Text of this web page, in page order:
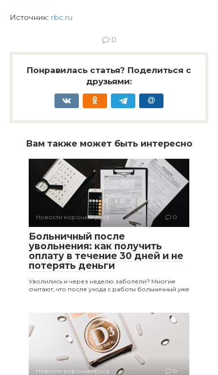
Источник: rbc.ru
0
Понравилась статья? Поделиться с
друзьями:
Вам также может быть интересно
Новости коронавируса 0
Больничный после
увольнения: как получить
оплату в течение 30 дней и не
потерять деньги
Уволились и через неделю заболели? Многие
считают, что после ухода с работы больничный уже
Новости коронавируса 0